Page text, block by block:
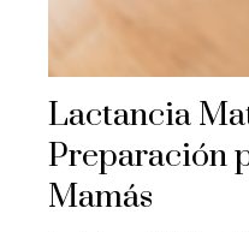
Lactancia
Preparación
Mamás